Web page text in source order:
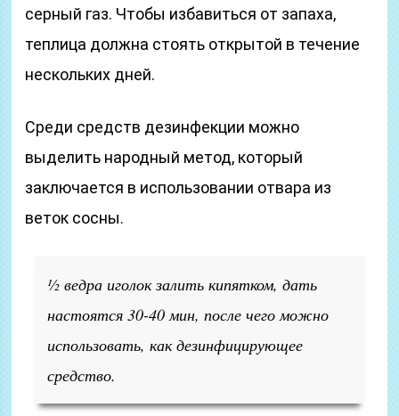
серный газ. Чтобы избавиться от запаха,
теплица должна стоять открытой в течение
нескольких дней.
Среди средств дезинфекции можно
выделить народный метод, который
заключается в использовании отвара из
веток сосны.
½ ведра иголок залить кипятком, дать
настоятся 30-40 мин, после чего можно
использовать, как дезинфицирующее
средство.